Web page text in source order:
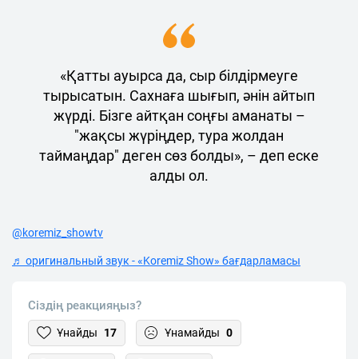
«Қатты ауырса да, сыр білдірмеуге
тырысатын. Сахнаға шығып, әнін айтып
жүрді. Бізге айтқан соңғы аманаты –
"жақсы жүріңдер, тура жолдан
таймаңдар" деген сөз болды», – деп еске
алды ол.
@koremiz_showtv
♬ оригинальный звук - «Koremiz Show» бағдарламасы
Сіздің реакцияңыз?
Ұнайды 17 Ұнамайды 0